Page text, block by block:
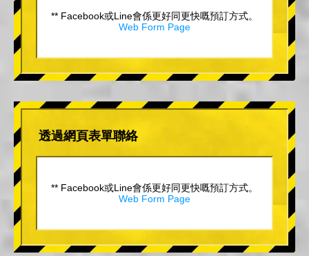
** Facebook或Line會係更好同更快嘅預訂方式。
Web Form Page
透過網頁表單聯絡
** Facebook或Line會係更好同更快嘅預訂方式。
Web Form Page